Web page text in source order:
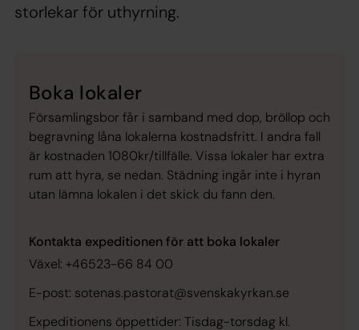
storlekar för uthyrning.
Boka lokaler
Församlingsbor får i samband med dop, bröllop och
begravning låna lokalerna kostnadsfritt. I andra fall
är kostnaden 1080kr/tillfälle. Vissa lokaler har extra
rum att hyra, se nedan. Städning ingår inte i hyran
utan lämna lokalen i det skick du fann den.
Kontakta expeditionen för att boka lokaler
Växel: +46523-66 84 00
E-post: sotenas.pastorat@svenskakyrkan.se
Expeditionens öppettider: Tisdag-torsdag kl.